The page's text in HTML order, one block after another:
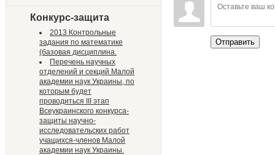
Конкурс-защита
2013 Контрольные
задания по математике
(базовая дисциплина.
Перечень научных
отделений и секций Малой
академии наук Украины, по
которым будет
проводиться III этап
Всеукраинского конкурса-
защиты научно-
исследовательских работ
учащихся-членов Малой
академии наук Украины.
Отправить